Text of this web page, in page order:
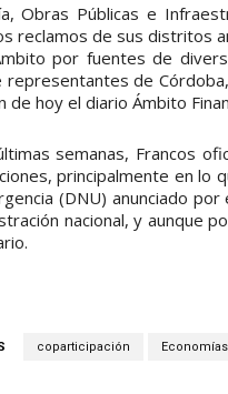
Obras Públicas e
reclamos de sus distritos
por fuentes de
de
hoy el diario Ámbito
semanas, Francos
principalmente en lo
(DNU) anunciado
nacional, y aunque
coparticipación